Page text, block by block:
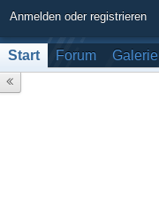
Anmelden oder registrieren
Start Forum Galerie